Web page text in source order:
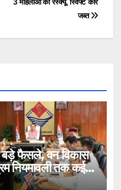
जब्त
फैसले, वन विकास
नियमावली तक कई